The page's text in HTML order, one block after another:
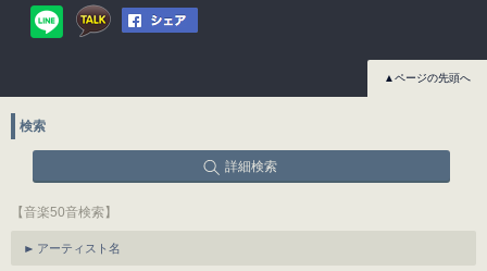
▲ページの先頭へ
検索
詳細検索
【音楽50音検索】
アーティスト名